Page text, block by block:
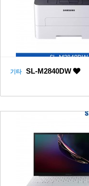
기타 SL-M2840DW